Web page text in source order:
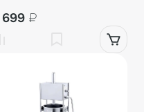
699 ₽